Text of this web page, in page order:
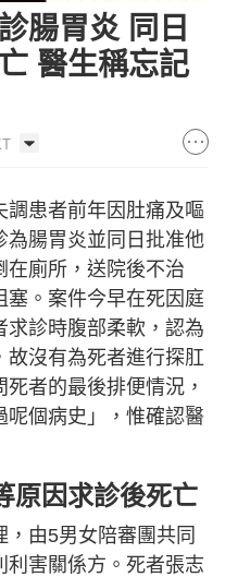
腸胃炎 同日
醫生稱忘記
調患者前年因肚痛及嘔
為腸胃炎並同日批准他
在廁所，送院後不治
塞。案件今早在死因庭
求診時腹部柔軟，認為
沒有為死者進行探肛
者的最後排便情況，
呢個病史」，惟確認醫
原因求診後死亡
由5男女陪審團共同
害關係方。死者張志